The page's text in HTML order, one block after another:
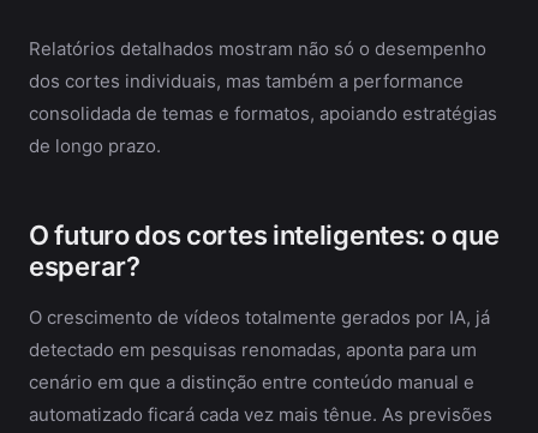
Relatórios detalhados mostram não só o desempenho
dos cortes individuais, mas também a performance
consolidada de temas e formatos, apoiando estratégias
de longo prazo.
O futuro dos cortes inteligentes: o que
esperar?
O crescimento de vídeos totalmente gerados por IA, já
detectado em pesquisas renomadas, aponta para um
cenário em que a distinção entre conteúdo manual e
automatizado ficará cada vez mais tênue. As previsões